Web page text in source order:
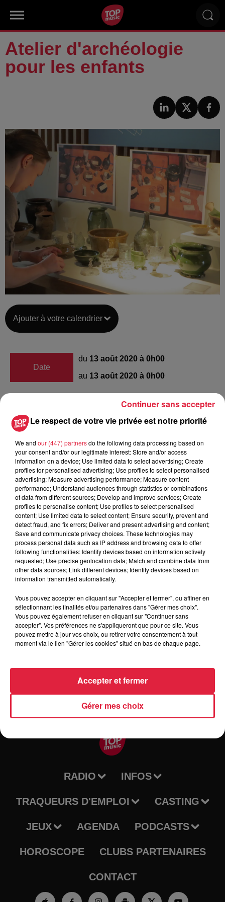
Atelier d'archéologie
pour les enfants
Ajouter à votre calendrier
Date
du 13 août 2020 à 0h00
au 13 août 2020 à 0h00
Lieu
Les ateliers de la Seigneurie -
ANDLAU (67)
Organisateur
Les ateliers de la Seigneurie
0388086524
contact@lesateliersdelaseigneurie.eu
Tarif Gratuit
Expérimentez le temps d’un après-midi le métier
d’archéologue à partir des fouilles menées à la Seigneurie.
Comment vivait la famille des sires d’Andlau à la
Renaissance Vous le découvrirez grâce aux outils et
techniques des archéologues (fouilles et analyse des
découvertes)! Dès 7 ans de 15h30 à 17h30 8€enfant Sur
RADIO INFOS
TRAQUEURS D'EMPLOI CASTING
JEUX AGENDA PODCASTS
HOROSCOPE CLUBS PARTENAIRES
CONTACT
Le respect de votre vie privée est notre priorité
We and our (447) partnersdo the following data processing based on
your consent and/or our legitimate interest: Store and/or access
information on a device; Use limited data to select advertising; Create
profiles for personalised advertising; Use profiles to select personalised
advertising; Measure advertising performance; Measure content
performance; Understand audiences through statistics or combinations
of data from different sources; Develop and improve services; Create
profiles to personalise content; Use profiles to select personalised
content; Use limited data to select content; Ensure security, prevent and
detect fraud, and fix errors; Deliver and present advertising and content;
Save and communicate privacy choices. These technologies may
process personal data such as IP address and browsing data to offer
following functionalities: Identify devices based on information actively
requested; Use precise geolocation data; Match and combine data from
other data sources; Link different devices; Identify devices based on
information transmitted automatically.
Vous pouvez accepter en cliquant sur "Accepter et fermer", ou affiner en
sélectionnant les finalités et/ou partenaires dans "Gérer mes choix".
Vous pouvez également refuser en cliquant sur "Continuer sans
accepter". Vos préférences ne s'appliqueront que pour ce site. Vous
pouvez mettre à jour vos choix, ou retirer votre consentement à tout
moment via le lien "Gérer les cookies" situé en bas de chaque page.
Gérer mes choix
Accepter et fermer
Continuer sans accepter